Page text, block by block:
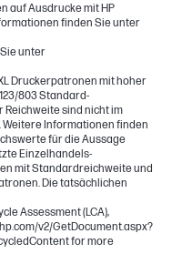
auf Ausdrucke mit HP
finden Sie unter
unter
Druckerpatronen mit hoher
803 Standard-
sind nicht im
Informationen finden
für die Aussage
Einzelhandels-
mit Standardreichweite und
Die tatsächlichen
Assessment (LCA),
v2/GetDocument.aspx?
for more